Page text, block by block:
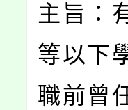
主旨：
等以下
職前曾